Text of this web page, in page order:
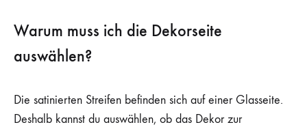
Warum muss ich die Dekorseite
auswählen?
Die satinierten Streifen befinden sich auf einer Glasseite.
Deshalb kannst du auswählen, ob das Dekor zur